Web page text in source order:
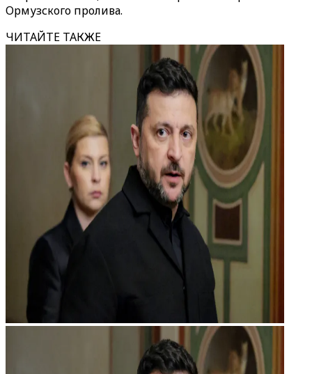
Ормузского пролива.
ЧИТАЙТЕ ТАКЖЕ